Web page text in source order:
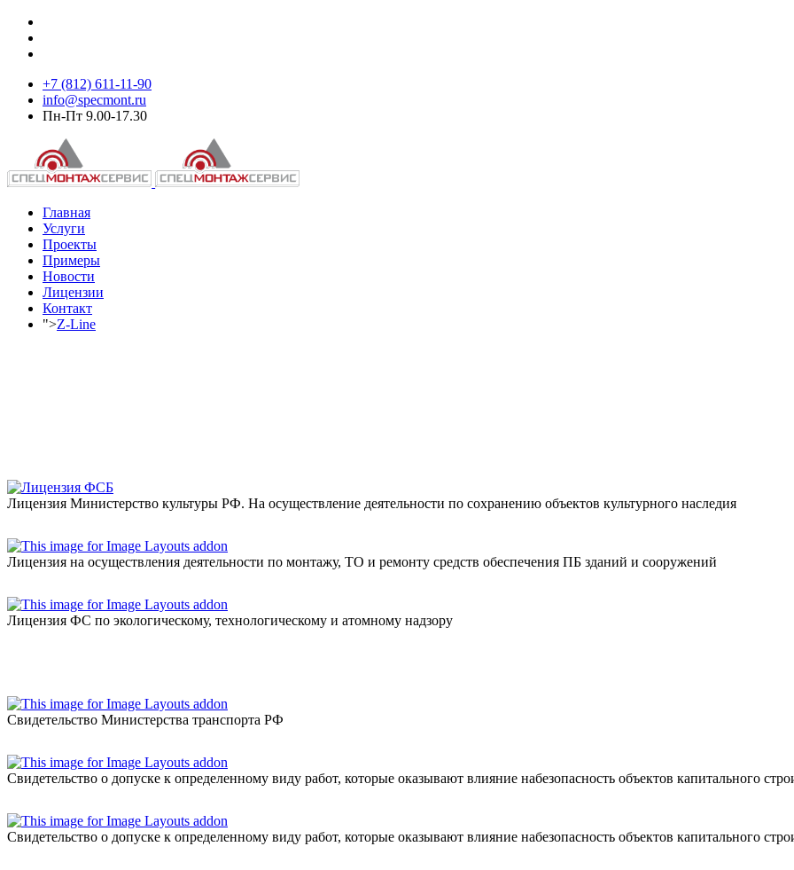
+7 (812) 611-11-90
info@specmont.ru
Пн-Пт 9.00-17.30
Главная
Услуги
Проекты
Примеры
Новости
Лицензии
Контакт
">Z-Line
Лицензия Министерство культуры РФ. На осуществление деятельности по сохранению объектов культурного наследия
Лицензия на осуществления деятельности по монтажу, ТО и ремонту средств обеспечения ПБ зданий и сооружений
Лицензия ФС по экологическому, технологическому и атомному надзору
Свидетельство Министерства транспорта РФ
Свидетельство о допуске к определенному виду работ, которые оказывают влияние набезопасность объектов капитального
Свидетельство о допуске к определенному виду работ, которые оказывают влияние набезопасность объектов капитального